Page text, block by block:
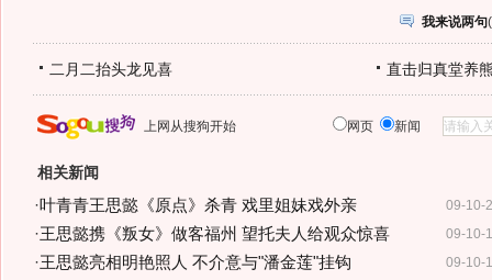
我来说两句(
二月二抬头龙见喜 直击归真堂养
上网从搜狗开始 网页 新闻
相关新闻
09-10-
·叶青青王思懿《原点》杀青 戏里姐妹戏外亲
09-10-
·王思懿携《叛女》做客福州 望托夫人给观众惊喜
09-10-
·王思懿亮相明艳照人 不介意与"潘金莲"挂钩